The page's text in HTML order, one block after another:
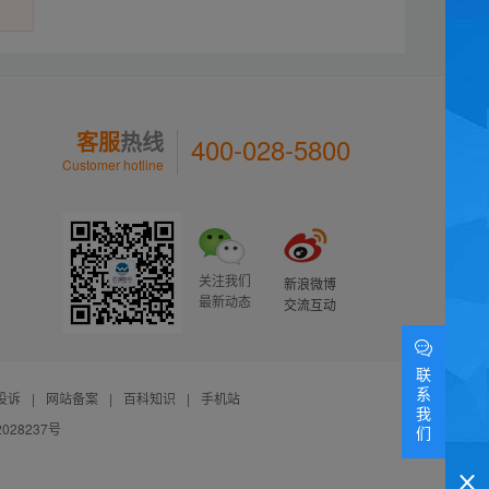
客服热线
Customer hotline 400-028-5800
关注我们
最新动态
新浪微博
交流互动
诉 | 网站备案 | 百科知识 |
手机站
号
联
系
我
们